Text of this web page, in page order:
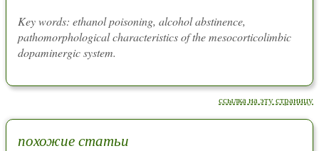
Key words: ethanol poisoning, alcohol abstinence,
pathomorphological characteristics of the mesocorticolimbic
dopaminergic system.
ссылка на эту страницу
похожие статьи